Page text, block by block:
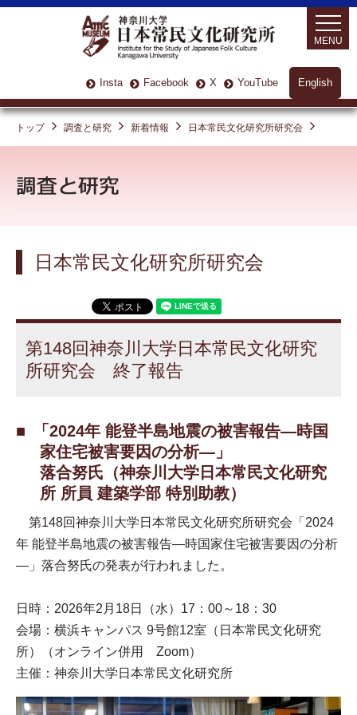
English
Insta Facebook X YouTube
MENU
トップ 調査と研究 新着情報 日本常民文化研究所研究会
日本常民文化研究所研究会
第148回神奈川大学日本常民文化研究
所研究会 終了報告
「2024年 能登半島地震の被害報告—時国
家住宅被害要因の分析—」
落合努氏（神奈川大学日本常民文化研究
所 所員 建築学部 特別助教）
第148回神奈川大学日本常民文化研究所研究会「2024
年 能登半島地震の被害報告—時国家住宅被害要因の分析
—」落合努氏の発表が行われました。
日時：2026年2月18日（水）17：00～18：30
会場：横浜キャンパス 9号館12室（日本常民文化研究
所）（オンライン併用 Zoom）
主催：神奈川大学日本常民文化研究所